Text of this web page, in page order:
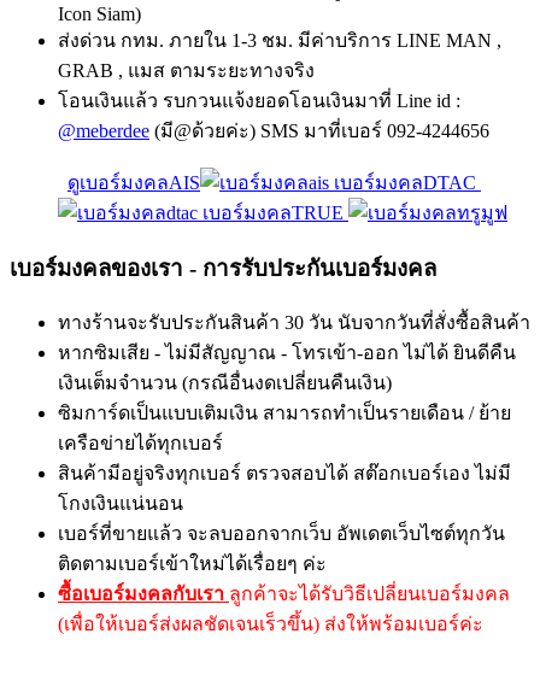
Icon Siam)
ส่งด่วน กทม. ภายใน 1-3 ชม. มีค่าบริการ LINE MAN ,
GRAB , แมส ตามระยะทางจริง
โอนเงินแล้ว รบกวนแจ้งยอดโอนเงินมาที่ Line id :
@meberdee (มี@ด้วยค่ะ) SMS มาที่เบอร์ 092-4244656
ดูเบอร์มงคลAIS
เบอร์มงคลDTAC
เบอร์มงคลTRUE
เบอร์มงคลของเรา - การรับประกันเบอร์มงคล
ทางร้านจะรับประกันสินค้า 30 วัน นับจากวันที่สั่งซื้อสินค้า
หากซิมเสีย - ไม่มีสัญญาณ - โทรเข้า-ออก ไม่ได้ ยินดีคืน
เงินเต็มจำนวน (กรณีอื่นงดเปลี่ยนคืนเงิน)
ซิมการ์ดเป็นแบบเติมเงิน สามารถทำเป็นรายเดือน / ย้าย
เครือข่ายได้ทุกเบอร์
สินค้ามีอยู่จริงทุกเบอร์ ตรวจสอบได้ สต๊อกเบอร์เอง ไม่มี
โกงเงินแน่นอน
เบอร์ที่ขายแล้ว จะลบออกจากเว็บ อัพเดตเว็บไซต์ทุกวัน
ติดตามเบอร์เข้าใหม่ได้เรื่อยๆ ค่ะ
ซื้อเบอร์มงคลกับเรา ลูกค้าจะได้รับวิธีเปลี่ยนเบอร์มงคล
(เพื่อให้เบอร์ส่งผลชัดเจนเร็วขึ้น) ส่งให้พร้อมเบอร์ค่ะ